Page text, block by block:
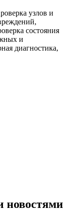
узлов и
состояния
и
диагностика,
новостями